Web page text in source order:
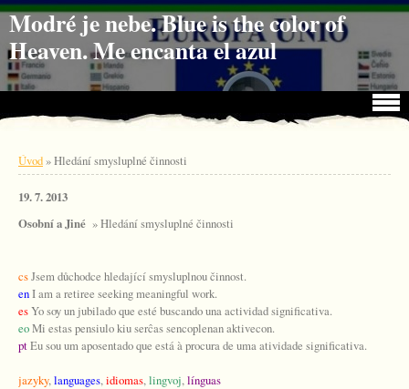
Jdi na obsah
Jdi na menu
Modré je nebe. Blue is the color of
Heaven. Me encanta el azul
Úvod»Hledání smysluplné činnosti
19. 7. 2013
Osobní a Jiné » Hledání smysluplné činnosti
csJsem důchodce hledající smysluplnou činnost.
enI am a retiree seeking meaningful work.
esYo soy un jubilado que esté buscando una actividad significativa.
eoMi estas pensiulo kiu serĉas sencoplenan aktivecon.
ptEu sou um aposentado que está à procura de uma atividade significativa.
jazyky,languages,idiomas,lingvoj,línguas